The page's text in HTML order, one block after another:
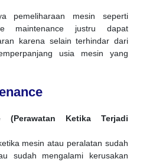
pemeliharaan mesin seperti
maintenance justru dapat
karena selain terhindar dari
usia mesin yang
(Perawatan Ketika Terjadi
mesin atau peralatan sudah
sudah mengalami kerusakan